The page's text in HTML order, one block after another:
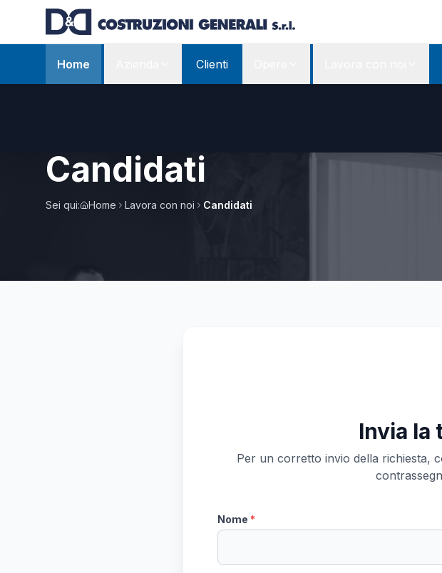
Home Clienti
Candidati
Sei qui: Home Lavora con noi Candidati
Invia la
Per un corretto invio della richiesta,
Nome *